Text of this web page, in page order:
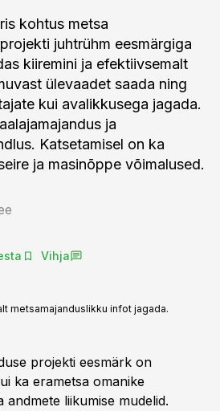
kohtus metsa
juhtrühm eesmärgiga
kiiremini ja efektiivsemalt
ülevaadet saada ning
kui avalikkusega jagada.
ja
Katsetamisel on ka
ja masinõppe võimalused.
Vihja
metsamajanduslikku infot jagada.
projekti eesmärk on
ka erametsa omanike
liikumise mudelid.